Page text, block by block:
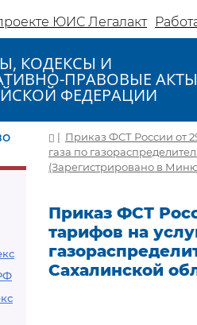
ЮИС Легалакт
КОДЕКСЫ И
ПРАВОВЫЕ АКТЫ
ФЕДЕРАЦИИ
| Приказ ФСТ России от
газа по
(Зарегистрировано в
Приказ ФСТ
тарифов на
Сахалинской